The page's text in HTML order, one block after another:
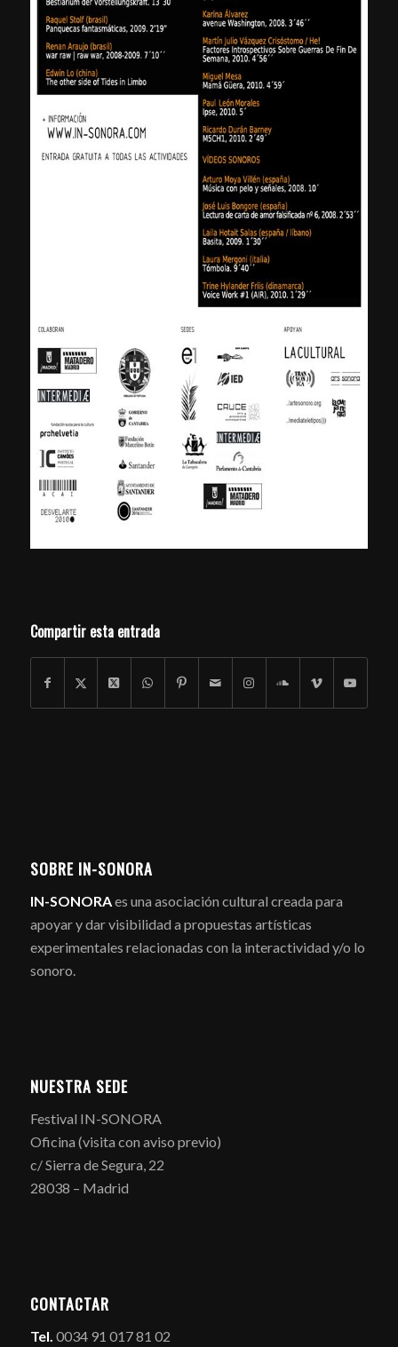
Compartir esta entrada
SOBRE IN-SONORA
IN-SONORAes una asociación cultural creada para
apoyar y dar visibilidad a propuestas artísticas
experimentales relacionadas con la interactividad y/o lo
sonoro.
NUESTRA SEDE
Festival IN-SONORA
Oficina (visita con aviso previo)
c/ Sierra de Segura, 22
28038 – Madrid
CONTACTAR
Tel. 0034 91 017 81 02